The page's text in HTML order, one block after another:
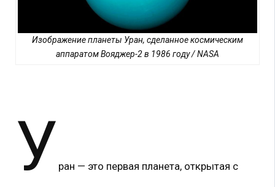
Изображение планеты Уран, сделанное космическим
аппаратом Вояджер-2 в 1986 году / NASA
У ран — это первая планета, открытая с